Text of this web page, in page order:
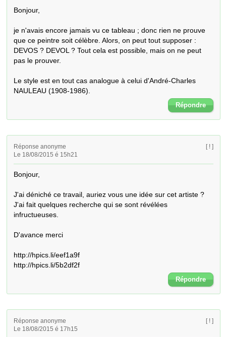
Bonjour,
je n'avais encore jamais vu ce tableau ; donc rien ne prouve
que ce peintre soit célèbre. Alors, on peut tout supposer :
DEVOS ? DEVOL ? Tout cela est possible, mais on ne peut
pas le prouver.
Le style est en tout cas analogue à celui d'André-Charles
NAULEAU (1908-1986).
Répondre
Réponse anonyme
Le 18/08/2015 é 15h21
[ ! ]
Bonjour,
J'ai déniché ce travail, auriez vous une idée sur cet artiste ?
J'ai fait quelques recherche qui se sont révélées
infructueuses.
D'avance merci
http://hpics.li/eef1a9f
http://hpics.li/5b2df2f
Répondre
Réponse anonyme
Le 18/08/2015 é 17h15
[ ! ]